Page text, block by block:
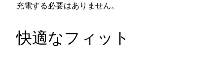
充電する必要はありません。
快適なフィット